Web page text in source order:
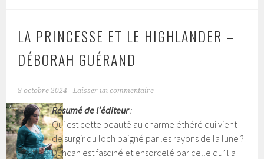
LA PRINCESSE ET LE HIGHLANDER –
DÉBORAH GUÉRAND
8 octobre 2024 Laisser un commentaire
Résumé de l’éditeur:
Qui est cette beauté au charme éthéré qui vient
de surgir du loch baigné par les rayons de la lune ?
Duncan est fasciné et ensorcelé par celle qu’il a